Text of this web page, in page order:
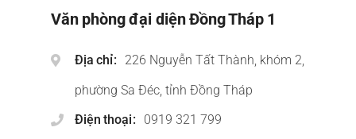
Văn phòng đại diện Đồng Tháp 1
Địa chỉ
226 Nguyễn Tất Thành, khóm 2,
phường Sa Đéc, tỉnh Đồng Tháp
Điện thoại
0919 321 799